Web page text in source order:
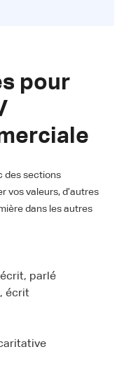
pour
des sections
vos valeurs, d’autres
dans les autres
écrit, parlé
écrit